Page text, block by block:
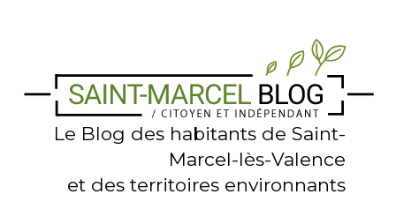
Le Blog des habitants de Saint-
Marcel-lès-Valence
et des territoires environnants